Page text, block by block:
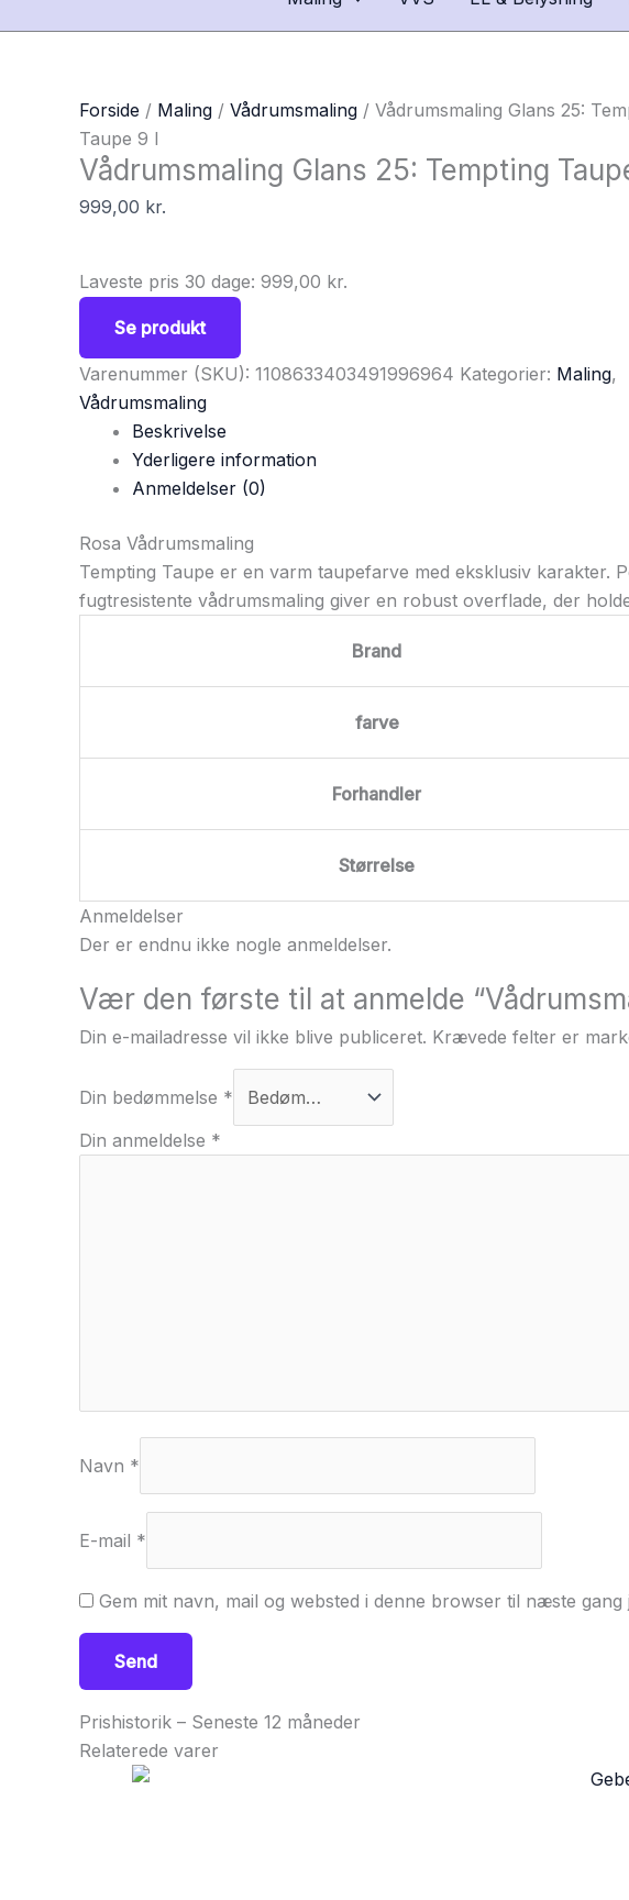
Forside / Maling / Vådrumsmaling / Vådrumsmaling Glans 25:
Taupe 9 l
Vådrumsmaling Glans 25: Tempting
999,00 kr.
Laveste pris 30 dage: 999,00 kr.
Se produkt
Varenummer (SKU): 1108633403491996964 Kategorier: Maling,
Vådrumsmaling
Beskrivelse
Yderligere information
Anmeldelser (0)
Rosa Vådrumsmaling
Tempting Taupe er en varm taupefarve med eksklusiv
fugtresistente vådrumsmaling giver en robust overflade, der
Brand
farve
Forhandler
Størrelse
Anmeldelser
Der er endnu ikke nogle anmeldelser.
Vær den første til at anmelde
Din e-mailadresse vil ikke blive publiceret. Krævede felter er
Din bedømmelse *
Din anmeldelse *
Navn *
E-mail *
Gem mit navn, mail og websted i denne browser til næste gang
Prishistorik – Seneste 12 måneder
Relaterede varer